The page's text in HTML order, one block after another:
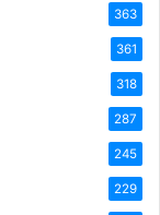
363
361
318
287
245
229